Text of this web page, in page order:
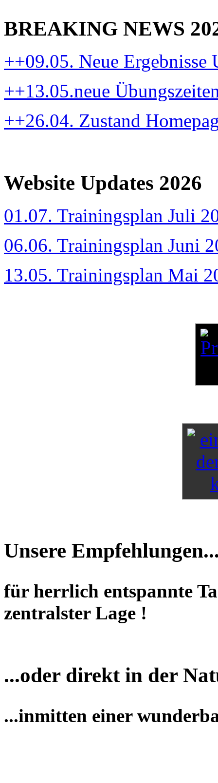
BREAKING NEWS
++09.05. Neue Ergebnisse
++13.05.neue
++26.04. Zustand
Website Updates 2026
01.07. Trainingsplan Juli
06.06. Trainingsplan Juni
13.05. Trainingsplan Mai
Unsere
für herrlich entspannte
zentralster Lage !
...oder direkt in der
...inmitten einer